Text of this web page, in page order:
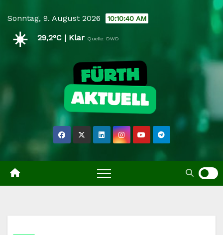
content
Sonntag, 9. August 2026 10:10:41 AM
☀️ 29,2°C | Klar Quelle: DWD